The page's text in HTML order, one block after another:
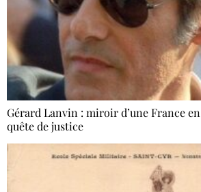
Gérard Lanvin : miroir d’une France en
quête de justice